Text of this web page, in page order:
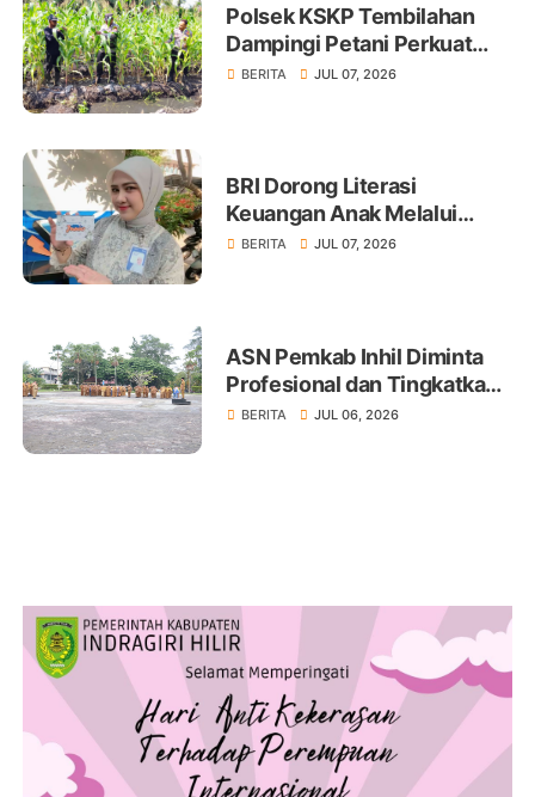
Polsek KSKP Tembilahan
Dampingi Petani Perkuat
Swasembada Pangan
BERITA JUL 07, 2026
BRI Dorong Literasi
Keuangan Anak Melalui
Produk BritAma Junio
BERITA JUL 07, 2026
ASN Pemkab Inhil Diminta
Profesional dan Tingkatkan
Pelayanan Publik
BERITA JUL 06, 2026